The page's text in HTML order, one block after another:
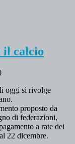
il calcio
oggi si rivolge
proposto da
di federazioni,
a rate dei
22 dicembre.